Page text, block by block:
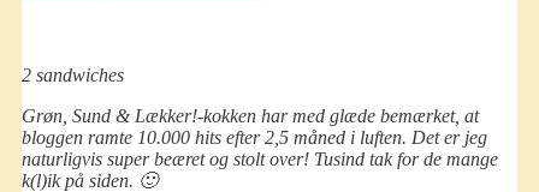
2 sandwiches
Grøn, Sund & Lækker!-kokken har med glæde bemærket, at
bloggen ramte 10.000 hits efter 2,5 måned i luften. Det er jeg
naturligvis super beæret og stolt over! Tusind tak for de mange
k(l)ik på siden. 🙂